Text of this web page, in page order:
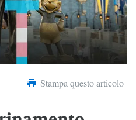
Stampa questo articolo